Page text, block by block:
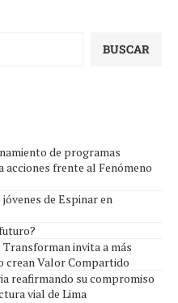
BUSCAR
de programas
acciones frente al Fenómeno
de Espinar en
Transforman invita a más
crean Valor Compartido
reafirmando su compromiso
vial de Lima